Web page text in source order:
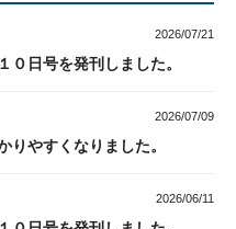
2026/07/21
０日号を発刊しました。
2026/07/09
りやすくなりました。
2026/06/11